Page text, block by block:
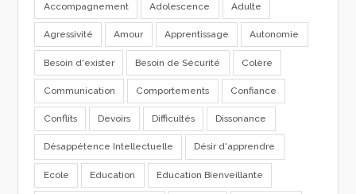
Accompagnement Adolescence Adulte
Agressivité Amour Apprentissage Autonomie
Besoin d'exister Besoin de Sécurité Colère
Communication Comportements Confiance
Conflits Devoirs Difficultés Dissonance
Désappétence Intellectuelle Désir d'apprendre
Ecole Education Education Bienveillante